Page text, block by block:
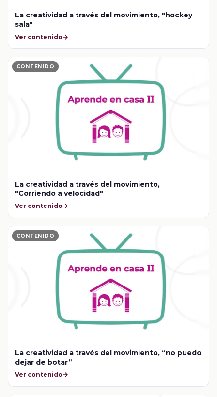
La creatividad a través del movimiento, "hockey
sala"
Ver contenido
CONTENIDO
La creatividad a través del movimiento,
"Corriendo a velocidad"
Ver contenido
CONTENIDO
La creatividad a través del movimiento, “no puedo
dejar de botar”
Ver contenido